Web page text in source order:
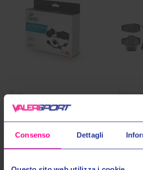
Consenso Dettagli
Cardo
KIT AUDIO PACKTALK EDGE JBL
€139,00
€119,00
Cellular
KIT